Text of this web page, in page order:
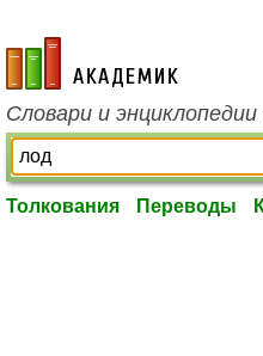
academic.ru
Словари и
Толкования Переводы